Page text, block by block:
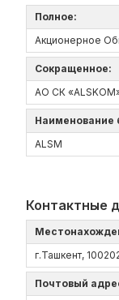
Полное:
Акционерное
Сокращенное:
АО СК
Наименование
ALSM
Контактные
г.Ташкент,
Почтовый